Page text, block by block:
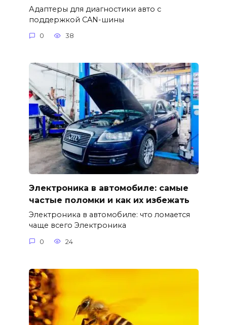
Адаптеры для диагностики авто с
поддержкой CAN-шины
0 38
Электроника в автомобиле: самые
частые поломки и как их избежать
Электроника в автомобиле: что ломается
чаще всего Электроника
0 24